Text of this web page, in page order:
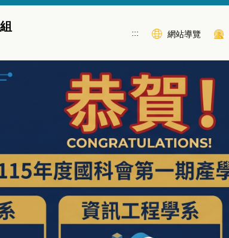
::: 網站導覽